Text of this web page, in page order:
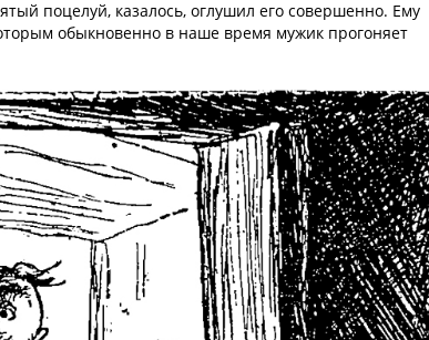
поцелуй, казалось, оглушил его совершенно. Ему
обыкновенно в наше время мужик прогоняет